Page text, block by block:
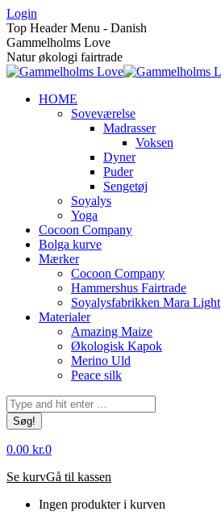
Skip
to
content
Login
Top Header Menu - Danish
Gammelholms Love
Natur økologi fairtrade
HOME
Soveværelse
Madrasser
Voksen
Dyner
Puder
Sengetøj
Soyalys
Yoga
Cocoon Company
Bolga kurve
Mærker
Cocoon Company
Hammershus Fairtrade
Soyalysfabrikken Mara Light
Materialer
Amazing Maize
Økologisk Kapok
Merino Uld
Peace silk
Søg:
0.00 kr.0
Se kurvGå til kassen
Ingen produkter i kurven